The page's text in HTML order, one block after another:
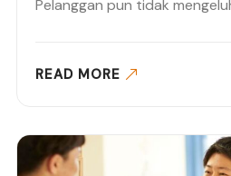
Pelanggan pun tidak
READ MORE